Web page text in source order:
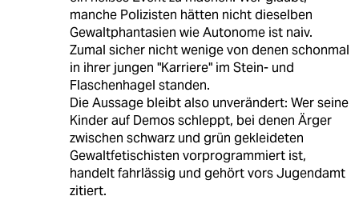
manche Polizisten hätten nicht dieselben
Gewaltphantasien wie Autonome ist naiv.
Zumal sicher nicht wenige von denen schonmal
in ihrer jungen "Karriere" im Stein- und
Flaschenhagel standen.
Die Aussage bleibt also unverändert: Wer seine
Kinder auf Demos schleppt, bei denen Ärger
zwischen schwarz und grün gekleideten
Gewaltfetischisten vorprogrammiert ist,
handelt fahrlässig und gehört vors Jugendamt
zitiert.